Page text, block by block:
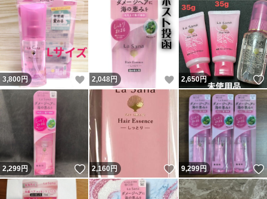
3,800円 いいね！
2,048円 いいね！
2,650円
2,299円 いいね！
2,160 円 いいね！
9,299円